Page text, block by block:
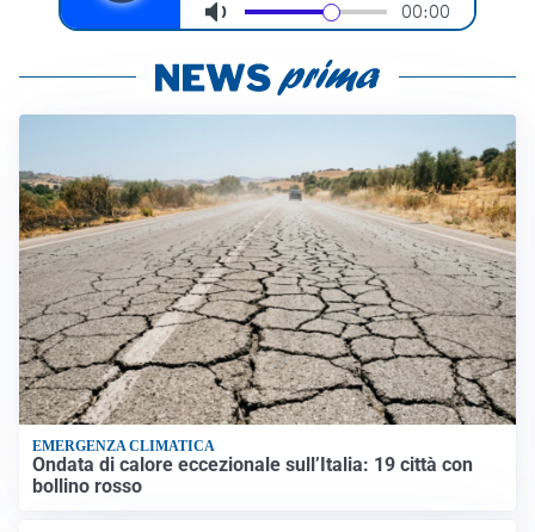
EMERGENZA CLIMATICA
Ondata di calore eccezionale sull’Italia: 19 città con
bollino rosso